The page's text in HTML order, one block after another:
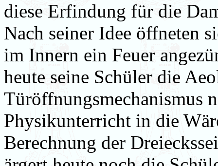
diese Erfindung für die
Nach seiner Idee öffneten
im Innern ein Feuer
heute seine Schüler die
Türöffnungsmechanismus
Physikunterricht in die
Berechnung der